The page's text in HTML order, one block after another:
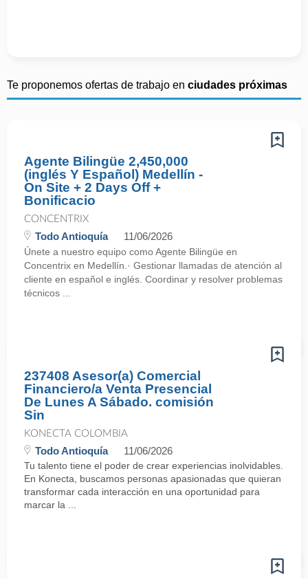
Te proponemos ofertas de trabajo en ciudades próximas
Agente Bilingüe 2,450,000
(inglés Y Español) Medellín -
On Site + 2 Days Off +
Bonificacio
CONCENTRIX
Todo Antioquía 11/06/2026
Únete a nuestro equipo como Agente Bilingüe en
Concentrix en Medellín.· Gestionar llamadas de atención al
cliente en español e inglés. Coordinar y resolver problemas
técnicos ...
237408 Asesor(a) Comercial
Financiero/a Venta Presencial
De Lunes A Sábado. comisión
Sin
KONECTA COLOMBIA
Todo Antioquía 11/06/2026
Tu talento tiene el poder de crear experiencias inolvidables.
En Konecta, buscamos personas apasionadas que quieran
transformar cada interacción en una oportunidad para
marcar la ...